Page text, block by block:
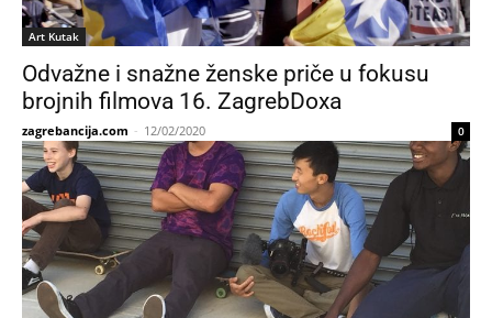
Art Kutak
Odvažne i snažne ženske priče u fokusu
brojnih filmova 16. ZagrebDoxa
zagrebancija.com - 12/02/2020 0